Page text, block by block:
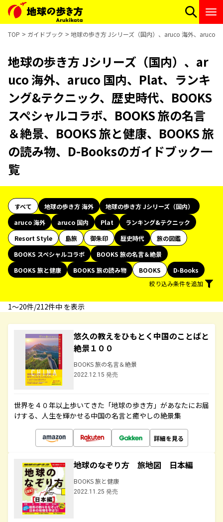
TOP ガイドブック 地球の歩き方 Jシリーズ（国内）、aruco 海外、aruco
地球の歩き方 Jシリーズ（国内）、ar
uco 海外、aruco 国内、Plat、ランキ
ング&テクニック、歴史時代、BOOKS
スペシャルコラボ、BOOKS 旅の名言
＆絶景、BOOKS 旅と健康、BOOKS 旅
の読み物、D-Booksのガイドブック一
覧
すべて 地球の歩き方 海外
地球の歩き方 Jシリーズ（国内）
aruco 海外
aruco 国内 Plat
ランキング&テクニック
Resort Style
島旅 御朱印 歴史時代
旅の図鑑
BOOKS スペシャルコラボ
BOOKS 旅の名言＆絶景
BOOKS 旅と健康
BOOKS 旅の読み物 BOOKS
D-Books
絞り込み条件を追加
1〜20件/212件中 を表示
悠久の教えをひもとく中国のことばと
絶景１００
BOOKS 旅の名言＆絶景
2022.12.15 発売
世界を４０年以上歩いてきた「地球の歩き方」があなたにお届
けする、人生を輝かせる中国の名言と癒やしの絶景集
詳細を見る
地球のなぞり方 旅地図 日本編
BOOKS 旅と健康
2022.11.25 発売